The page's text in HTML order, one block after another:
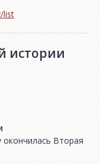
list
истории
окончилась Вторая